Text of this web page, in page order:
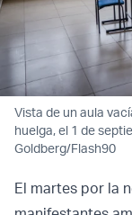
Vista de un aula
huelga, el 1 de
Goldberg/Flash90
El martes por la